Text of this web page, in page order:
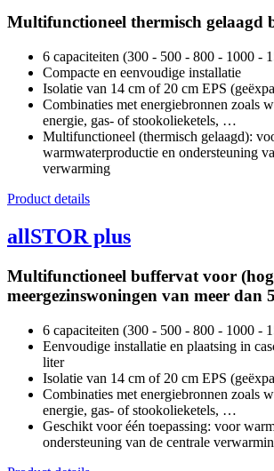
Multifunctioneel thermisch gelaagd
6 capaciteiten (300 - 500 - 800 - 1000 -
Compacte en eenvoudige installatie
Isolatie van 14 cm of 20 cm EPS
Combinaties met energiebronnen zoals
energie, gas- of stookolieketels, …
Multifunctioneel (thermisch gelaagd):
warmwaterproductie en ondersteuning
verwarming
Product details
allSTOR plus
Multifunctioneel buffervat voor
meergezinswoningen van meer dan
6 capaciteiten (300 - 500 - 800 - 1000 -
Eenvoudige installatie en plaatsing in
liter
Isolatie van 14 cm of 20 cm EPS
Combinaties met energiebronnen zoals
energie, gas- of stookolieketels, …
Geschikt voor één toepassing: voor
ondersteuning van de centrale